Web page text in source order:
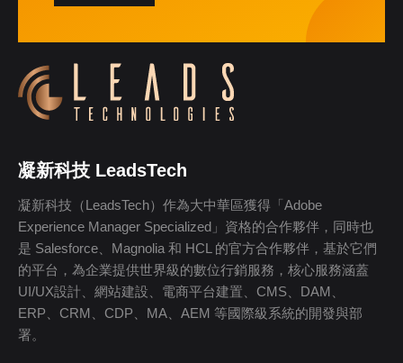
凝新科技 LeadsTech
凝新科技（LeadsTech）作為大中華區獲得「Adobe
Experience Manager Specialized」資格的合作夥伴，同時也
是 Salesforce、Magnolia 和 HCL 的官方合作夥伴，基於它們
的平台，為企業提供世界級的數位行銷服務，核心服務涵蓋
UI/UX設計、網站建設、電商平台建置、CMS、DAM、
ERP、CRM、CDP、MA、AEM 等國際級系統的開發與部
署。